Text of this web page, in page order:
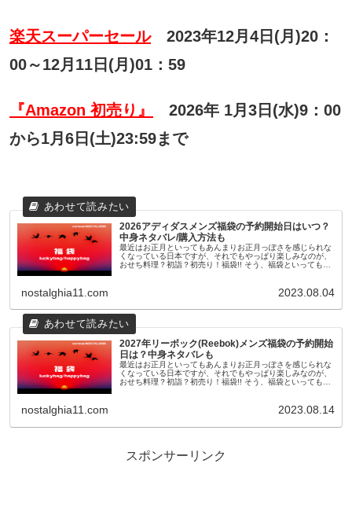
楽天スーパーセール
2023年12月4日(月)20：
00～12月11日(月)01：59
『Amazon 初売り』
2026年 1月3日(水)9：00
から1月6日(土)23:59まで
2026アディダスメンズ福袋の予約開始日はいつ？
中身ネタバレ/購入方法も
最近はお正月といってもあんまりお正月っぽさを感じられな
くなっている日本ですが、それでもやっぱり楽しみなのが、
おせち料理？初詣？初売り！福袋!! そう、福袋といっても最
nostalghia11.com 2023.08.04
2027年リーボック(Reebok)メンズ福袋の予約開始
日は？中身ネタバレも
最近はお正月といってもあんまりお正月っぽさを感じられな
くなっている日本ですが、それでもやっぱり楽しみなのが、
おせち料理？初詣？初売り！福袋!! そう、福袋といっても最
nostalghia11.com 2023.08.14
スポンサーリンク